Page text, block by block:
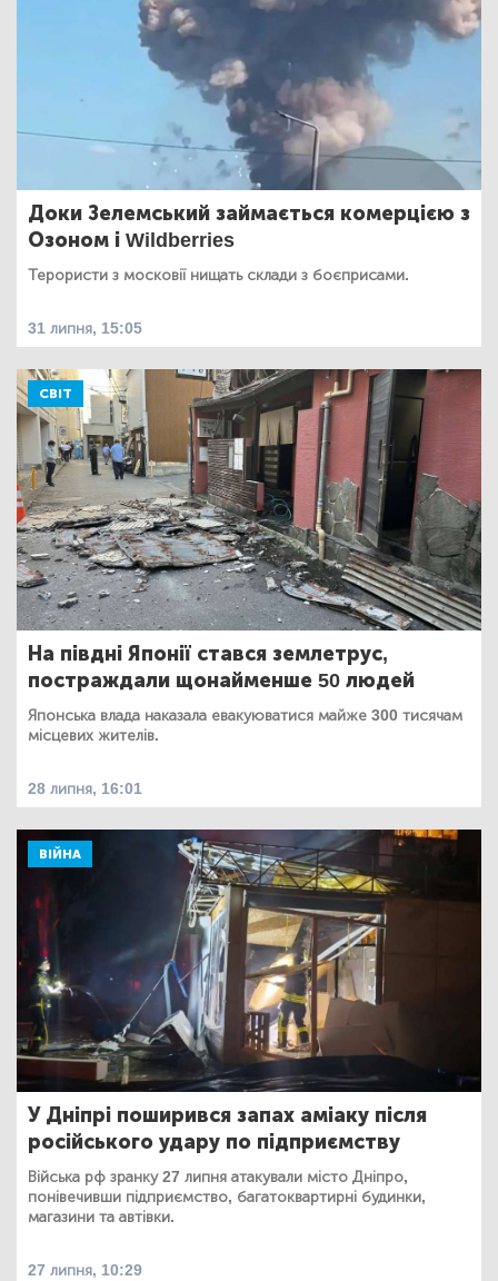
Доки Зелемський займається комерцією з
Озоном і Wildberries
Терористи з московії нищать склади з боєприсами.
31 липня, 15:05
СВІТ
На півдні Японії стався землетрус,
постраждали щонайменше 50 людей
Японська влада наказала евакуюватися майже 300 тисячам
місцевих жителів.
28 липня, 16:01
ВІЙНА
У Дніпрі поширився запах аміаку після
російського удару по підприємству
Війська рф зранку 27 липня атакували місто Дніпро,
понівечивши підприємство, багатоквартирні будинки,
магазини та автівки.
27 липня, 10:29